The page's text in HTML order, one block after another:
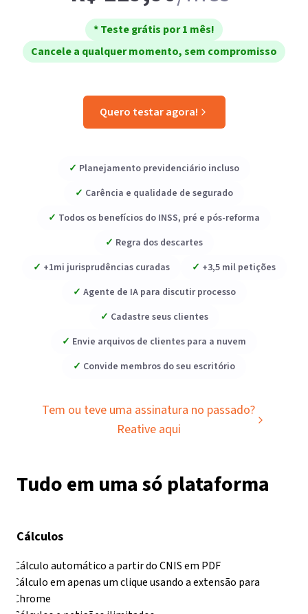
* Teste grátis por 1 mês!
Cancele a qualquer momento, sem compromisso
Quero testar agora!
✓ Planejamento previdenciário incluso
✓ Carência e qualidade de segurado
✓ Todos os benefícios do INSS, pré e pós-reforma
✓ Regra dos descartes
✓ +1mi jurisprudências curadas ✓ +3,5 mil petições
✓ Agente de IA para discutir processo
✓ Cadastre seus clientes
✓ Envie arquivos de clientes para a nuvem
✓ Convide membros do seu escritório
Tem ou teve uma assinatura no passado?
Reative aqui
Tudo em uma só plataforma
Cálculos
Cálculo automático a partir do CNIS em PDF
Cálculo em apenas um clique usando a extensão para
Chrome